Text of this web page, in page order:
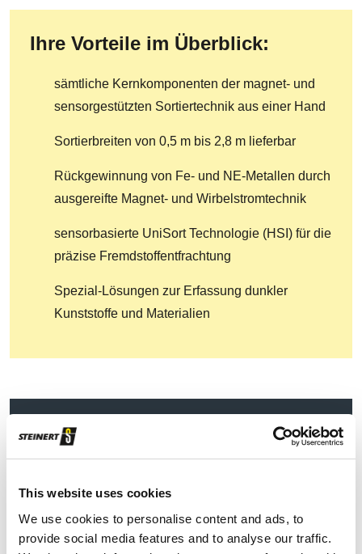
This website uses cookies
We use cookies to personalise content and ads, to
provide social media features and to analyse our traffic.
Ihre Vorteile im Überblick:
sämtliche Kernkomponenten der magnet- und
sensorgestützten Sortiertechnik aus einer Hand
Sortierbreiten von 0,5 m bis 2,8 m lieferbar
Rückgewinnung von Fe- und NE-Metallen durch
ausgereifte Magnet- und Wirbelstromtechnik
sensorbasierte UniSort Technologie (HSI) für die
präzise Fremdstoffentfrachtung
Spezial-Lösungen zur Erfassung dunkler
Kunststoffe und Materialien
Solution Guide Organic Waste
PDF| 7.03 MB | Download nach Dateneingabe